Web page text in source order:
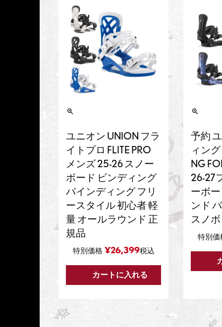
ユニオン UNION フラ
イトプロ FLITE PRO
メンズ 25-26 スノー
ボード ビンディング
バインディング フリ
ースタイル 初心者 軽
量 オールラウンド 正
規品
特別価格 ¥26,399税込
カートに入れる
予約
ィン
NG
26-27
ーボ
ンド
スノボ
特別価